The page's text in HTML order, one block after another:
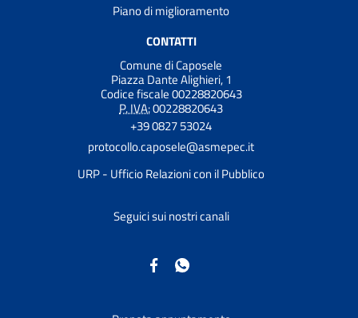
Piano di miglioramento
CONTATTI
Comune di Caposele
Piazza Dante Alighieri, 1
Codice fiscale 00228820643
P. IVA:00228820643
+39 0827 53024
protocollo.caposele@asmepec.it
URP - Ufficio Relazioni con il Pubblico
Seguici sui nostri canali